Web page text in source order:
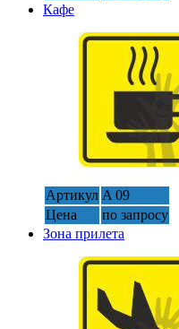
Кафе
Артикул A 09
Цена
по запросу
Зона прилета